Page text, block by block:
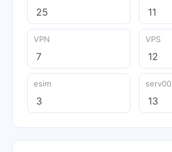
25 11
VPN
7
VPS
12
esim
3
serv00
13